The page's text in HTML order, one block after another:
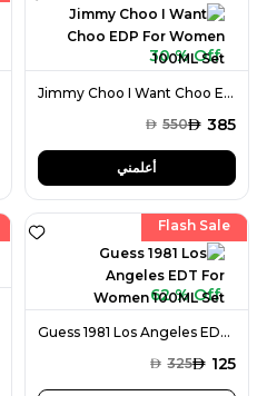
30 % Off
Jimmy Choo I Want Choo EDP For Women 100ML Set
AED 385
AED 550
أعلمني
Flash Sale
62 % Off
Guess 1981 Los Angeles EDT For Women 100ML Set
AED 125
AED 325